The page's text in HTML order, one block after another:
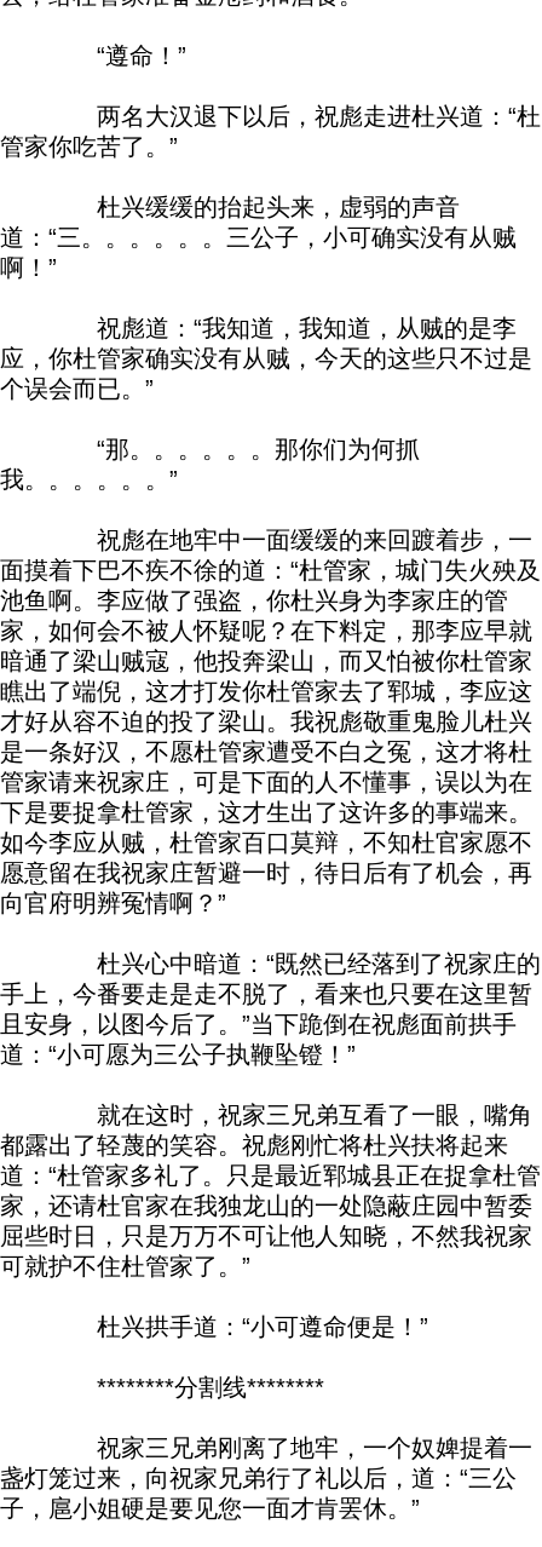
“遵命！”
两名大汉退下以后，祝彪走进杜兴道：“杜
管家你吃苦了。”
杜兴缓缓的抬起头来，虚弱的声音
道：“三。。。。。。三公子，小可确实没有从贼
啊！”
祝彪道：“我知道，我知道，从贼的是李
应，你杜管家确实没有从贼，今天的这些只不过是
个误会而已。”
“那。。。。。。那你们为何抓
我。。。。。。”
祝彪在地牢中一面缓缓的来回踱着步，一
面摸着下巴不疾不徐的道：“杜管家，城门失火殃及
池鱼啊。李应做了强盗，你杜兴身为李家庄的管
家，如何会不被人怀疑呢？在下料定，那李应早就
暗通了梁山贼寇，他投奔梁山，而又怕被你杜管家
瞧出了端倪，这才打发你杜管家去了郓城，李应这
才好从容不迫的投了梁山。我祝彪敬重鬼脸儿杜兴
是一条好汉，不愿杜管家遭受不白之冤，这才将杜
管家请来祝家庄，可是下面的人不懂事，误以为在
下是要捉拿杜管家，这才生出了这许多的事端来。
如今李应从贼，杜管家百口莫辩，不知杜官家愿不
愿意留在我祝家庄暂避一时，待日后有了机会，再
向官府明辨冤情啊？”
杜兴心中暗道：“既然已经落到了祝家庄的
手上，今番要走是走不脱了，看来也只要在这里暂
且安身，以图今后了。”当下跪倒在祝彪面前拱手
道：“小可愿为三公子执鞭坠镫！”
就在这时，祝家三兄弟互看了一眼，嘴角
都露出了轻蔑的笑容。祝彪刚忙将杜兴扶将起来
道：“杜管家多礼了。只是最近郓城县正在捉拿杜管
家，还请杜官家在我独龙山的一处隐蔽庄园中暂委
屈些时日，只是万万不可让他人知晓，不然我祝家
可就护不住杜管家了。”
杜兴拱手道：“小可遵命便是！”
********分割线********
祝家三兄弟刚离了地牢，一个奴婢提着一
盏灯笼过来，向祝家兄弟行了礼以后，道：“三公
子，扈小姐硬是要见您一面才肯罢休。”